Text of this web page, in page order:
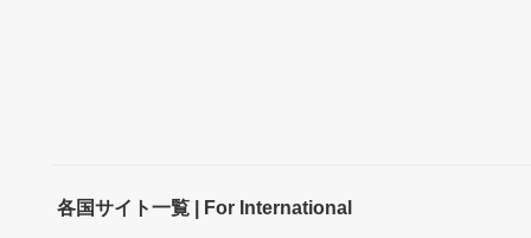
各国サイト一覧 | For International